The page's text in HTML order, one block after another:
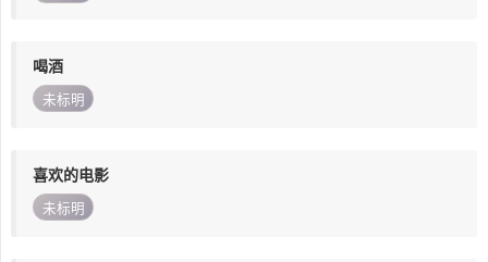
喝酒
未标明
喜欢的电影
未标明